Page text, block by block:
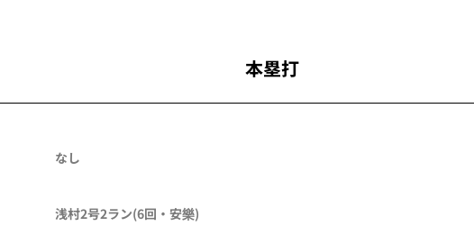
本塁打
なし
浅村2号2ラン(6回・ 安樂)